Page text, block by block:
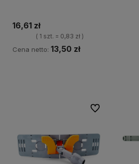
16,61 zł
( 1 szt. = 0,83 zł )
Cena netto: 13,50 zł
Do ulubionych